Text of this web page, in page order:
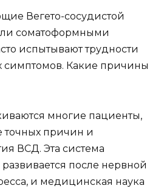
Вегето-сосудистой
соматоформными
испытывают трудности
симптомов. Какие причины
многие пациенты,
точных причин и
ВСД. Эта система
после нервной
и медицинская наука